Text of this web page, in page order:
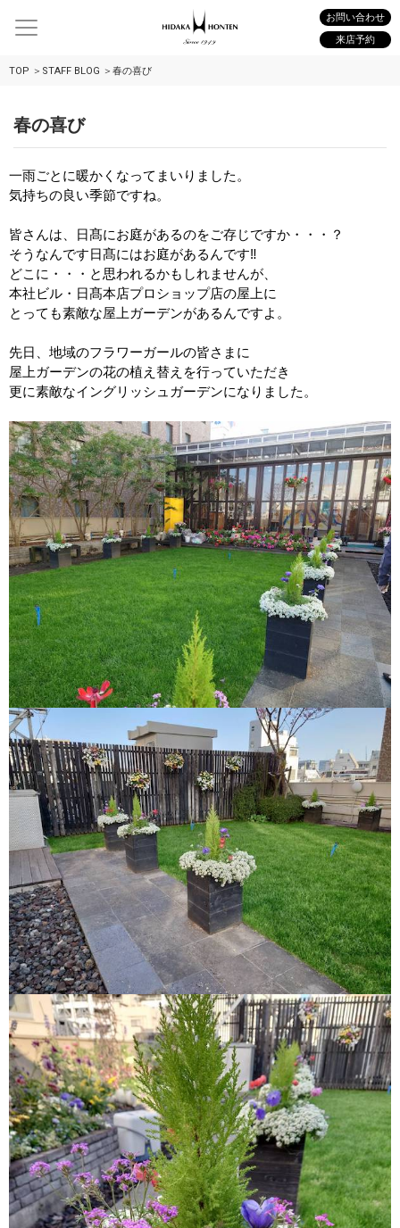
お問い合わせ
来店予約
TOP STAFF BLOG 春の喜び
春の喜び
一雨ごとに暖かくなってまいりました。
気持ちの良い季節ですね。
皆さんは、日髙にお庭があるのをご存じですか・・・？
そうなんです日髙にはお庭があるんです‼
どこに・・・と思われるかもしれませんが、
本社ビル・日髙本店プロショップ店の屋上に
とっても素敵な屋上ガーデンがあるんですよ。
先日、地域のフラワーガールの皆さまに
屋上ガーデンの花の植え替えを行っていただき
更に素敵なイングリッシュガーデンになりました。